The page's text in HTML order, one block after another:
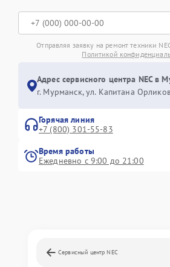
Отправляя заявку на ремонт техники
Политикой
Адрес сервисного центра NEC в
г. Мурманск, ул. Капитана
Горячая линия
+7 (800) 301-55-83
Время работы
Ежедневно с 9:00 до 21:00
Сервисный центр NEC